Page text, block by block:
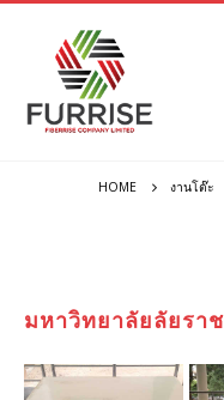
HOME งานโต๊ะ
มหาวิทยาลัยลัยรา